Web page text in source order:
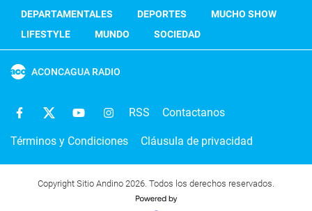
DEPARTAMENTALES
DEPORTES
MUCHO SHOW
LIFESTYLE
MUNDO SOCIEDAD
ACONCAGUA RADIO
RSS Contactanos
Términos y Condiciones Cláusula de privacidad
Copyright Sitio Andino 2026. Todos los derechos reservados.